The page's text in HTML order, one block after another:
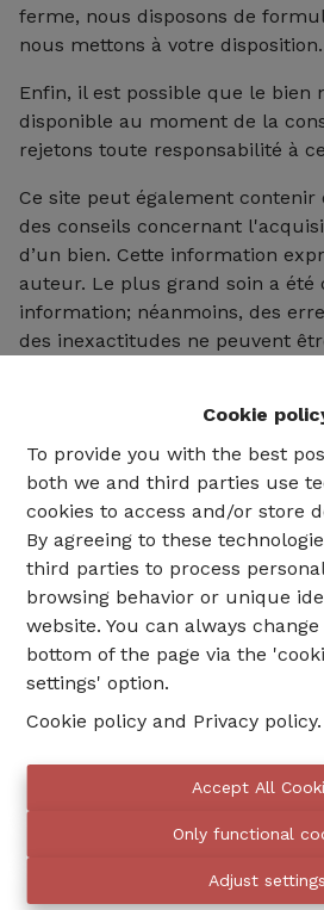
Cookie
To provide you with the best
both we and third parties use
cookies to access and/or store
By agreeing to these
third parties to process
browsing behavior or unique
website. You can always
bottom of the page via the
settings' option.
Cookie policy and Privacy policy.
Accept All
Only functional
Adjust settings
ferme, nous disposons de
nous mettons à votre disposition.
Enfin, il est possible que le bien
disponible au moment de la
rejetons toute responsabilité à
Ce site peut également
des conseils concernant
d’un bien. Cette information
auteur. Le plus grand soin a été
information; néanmoins, des
des inexactitudes ne peuvent
nous rejetons toute
décision que vous aurez basée
informations.
Ce site Web peut contenir des
d'autres sites Web. Le contenu
être commercial ou informatif et
aucunement notre
également aucune influence
médias sociaux et autres
responsables.
Propriété intellectuelle. Les
intellectuelle tels que régis par
matière s'appliquent au contenu
contenu de ce site est
droit d'auteur. Il est dès lors